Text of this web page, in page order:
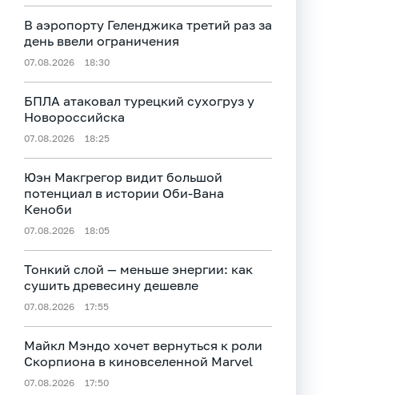
В аэропорту Геленджика третий раз за
день ввели ограничения
07.08.2026 18:30
БПЛА атаковал турецкий сухогруз у
Новороссийска
07.08.2026 18:25
Юэн Макгрегор видит большой
потенциал в истории Оби‑Вана
Кеноби
07.08.2026 18:05
Тонкий слой — меньше энергии: как
сушить древесину дешевле
07.08.2026 17:55
Майкл Мэндо хочет вернуться к роли
Скорпиона в киновселенной Marvel
07.08.2026 17:50